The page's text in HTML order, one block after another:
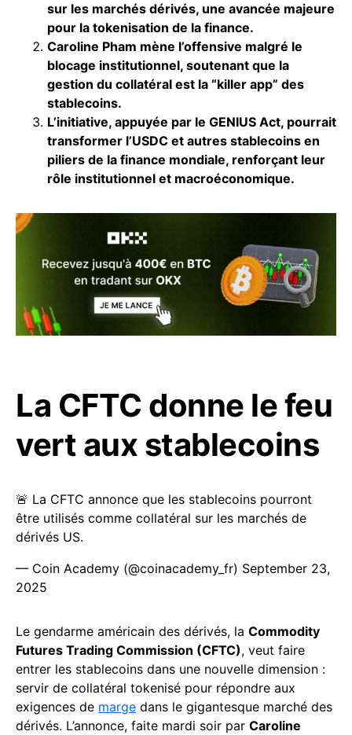
sur les marchés dérivés, une avancée majeure
pour la tokenisation de la finance.
Caroline Pham mène l’offensive malgré le
blocage institutionnel, soutenant que la
gestion du collatéral est la “killer app” des
stablecoins.
L’initiative, appuyée par le GENIUS Act, pourrait
transformer l’USDC et autres stablecoins en
piliers de la finance mondiale, renforçant leur
rôle institutionnel et macroéconomique.
La CFTC donne le feu
vert aux stablecoins
🚨 La CFTC annonce que les stablecoins pourront
être utilisés comme collatéral sur les marchés de
dérivés US.
— Coin Academy (@coinacademy_fr) September 23,
2025
Le gendarme américain des dérivés, la Commodity
Futures Trading Commission (CFTC), veut faire
entrer les stablecoins dans une nouvelle dimension :
servir de collatéral tokenisé pour répondre aux
exigences de marge dans le gigantesque marché des
dérivés. L’annonce, faite mardi soir par Caroline